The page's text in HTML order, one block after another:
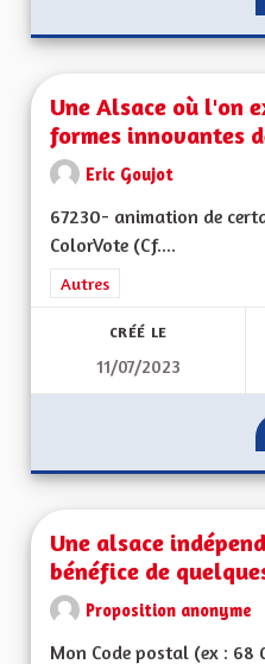
Une Alsace où l'on
formes innovantes
Eric Goujot
67230- animation de
ColorVote (Cf....
Filtrer les résultats de la
Autres
CRÉÉ LE
11/07/2023
Une alsace
bénéfice de
Proposition anonyme
Mon Code postal (ex :